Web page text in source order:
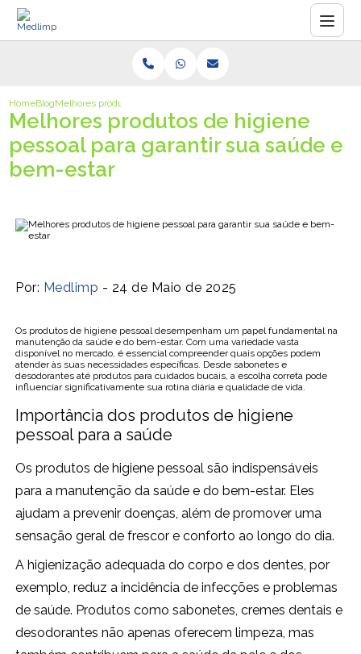
HomeBlogMelhores produtos de higiene pessoal para garantir sua saúde e
Melhores produtos de higiene
pessoal para garantir sua saúde e
bem-estar
Por: Medlimp - 24 de Maio de 2025
Os produtos de higiene pessoal desempenham um papel fundamental na
manutenção da saúde e do bem-estar. Com uma variedade vasta
disponível no mercado, é essencial compreender quais opções podem
atender às suas necessidades específicas. Desde sabonetes e
desodorantes até produtos para cuidados bucais, a escolha correta pode
influenciar significativamente sua rotina diária e qualidade de vida.
Importância dos produtos de higiene
pessoal para a saúde
Os produtos de higiene pessoal são indispensáveis
para a manutenção da saúde e do bem-estar. Eles
ajudam a prevenir doenças, além de promover uma
sensação geral de frescor e conforto ao longo do dia.
A higienização adequada do corpo e dos dentes, por
exemplo, reduz a incidência de infecções e problemas
de saúde. Produtos como sabonetes, cremes dentais e
desodorantes não apenas oferecem limpeza, mas